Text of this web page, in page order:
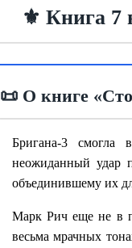
⚜️ Книга 7
📜 О книге
Бригана-3 смогла
неожиданный удар
объединившему их
Марк Рич еще не в
весьма мрачных